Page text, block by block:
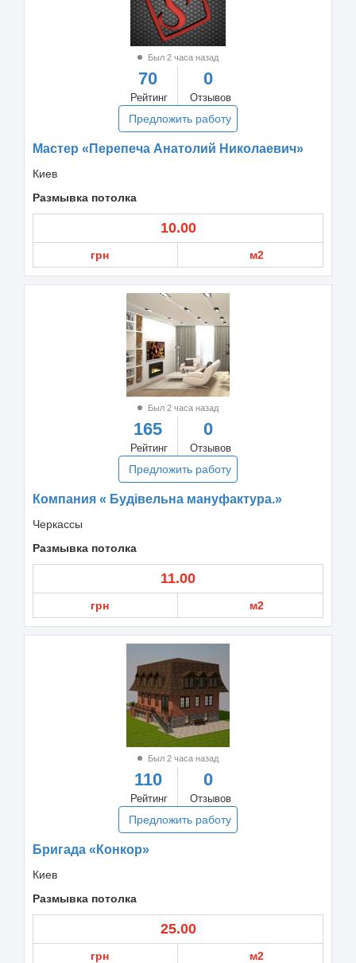
Был 2 часа назад
70
Рейтинг
0
Отзывов
Предложить работу
Мастер «Перепеча Анатолий Николаевич»
Киев
Размывка потолка
10.00
грн м2
Был 2 часа назад
165
Рейтинг
0
Отзывов
Предложить работу
Компания « Будівельна мануфактура.»
Черкассы
Размывка потолка
11.00
грн м2
Был 2 часа назад
110
Рейтинг
0
Отзывов
Предложить работу
Бригада «Конкор»
Киев
Размывка потолка
25.00
грн м2